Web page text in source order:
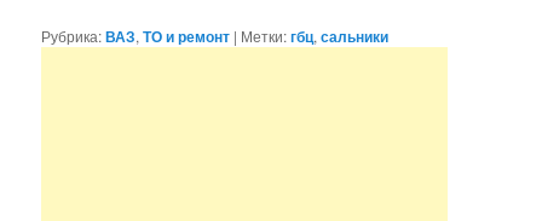
Рубрика:ВАЗ,ТО и ремонт | Метки:гбц,сальники